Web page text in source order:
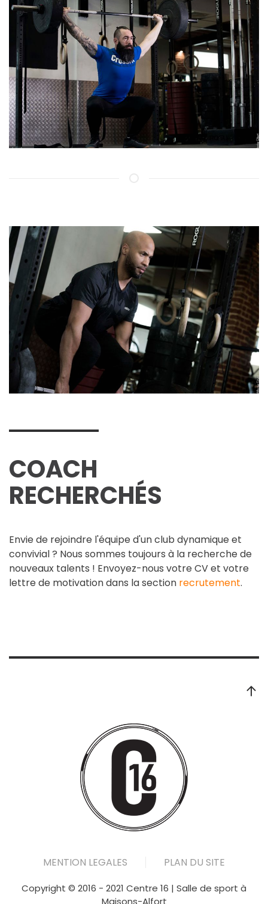
COACH
RECHERCHÉS
Envie de rejoindre l'équipe d'un club dynamique et
convivial ? Nous sommes toujours à la recherche de
nouveaux talents ! Envoyez-nous votre CV et votre
lettre de motivation dans la section recrutement.
MENTION LEGALES PLAN DU SITE
Copyright © 2016 - 2021 Centre 16 | Salle de sport à
Maisons-Alfort